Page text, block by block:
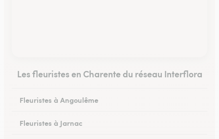
Les fleuristes en Charente du réseau Interflora
Fleuristes à Angoulême
Fleuristes à Jarnac